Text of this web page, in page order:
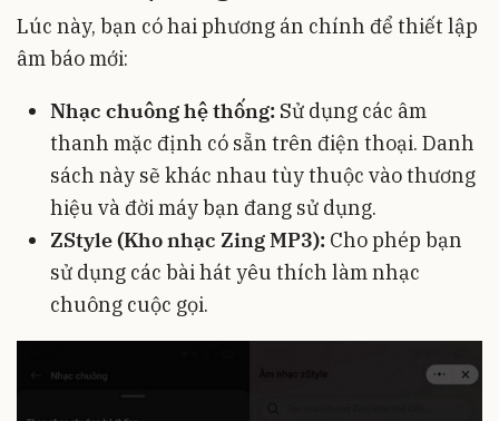
Lúc này, bạn có hai phương án chính để thiết lập
âm báo mới:
Nhạc chuông hệ thống: Sử dụng các âm
thanh mặc định có sẵn trên điện thoại. Danh
sách này sẽ khác nhau tùy thuộc vào thương
hiệu và đời máy bạn đang sử dụng.
ZStyle (Kho nhạc Zing MP3): Cho phép bạn
sử dụng các bài hát yêu thích làm nhạc
chuông cuộc gọi.